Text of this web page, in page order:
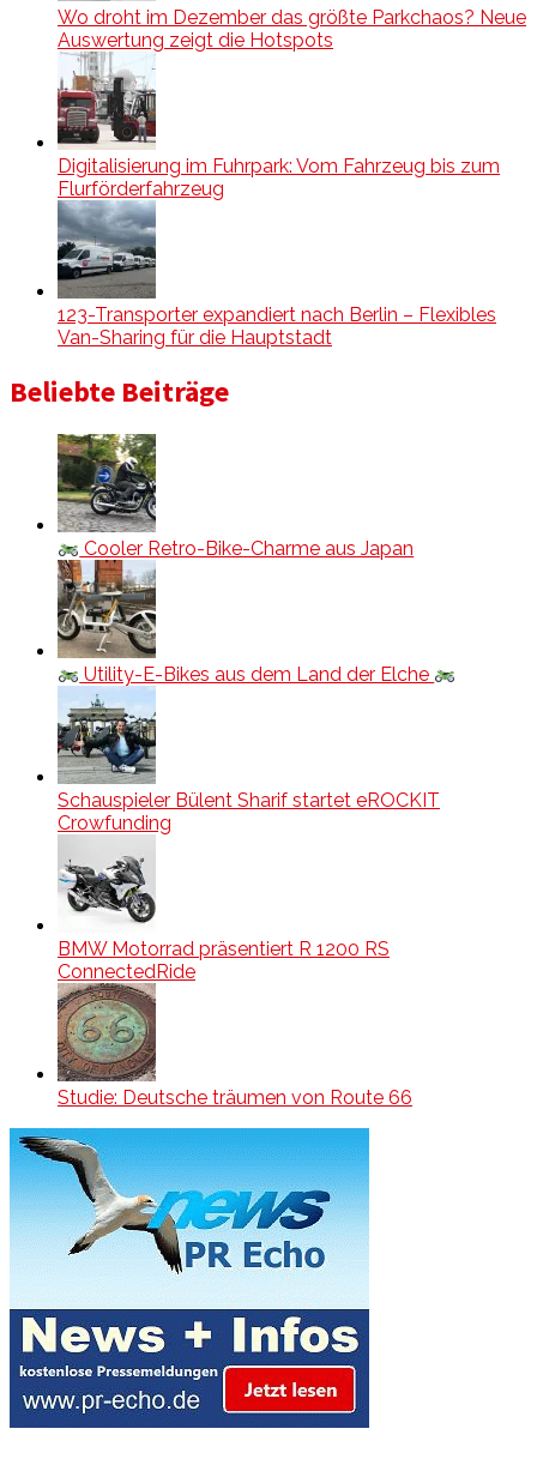
Wo droht im Dezember das größte Parkchaos? Neue
Auswertung zeigt die Hotspots
Digitalisierung im Fuhrpark: Vom Fahrzeug bis zum
Flurförderfahrzeug
123-Transporter expandiert nach Berlin – Flexibles
Van-Sharing für die Hauptstadt
Beliebte Beiträge
Cooler Retro-Bike-Charme aus Japan
Utility-E-Bikes aus dem Land der Elche
Schauspieler Bülent Sharif startet eROCKIT
Crowfunding
BMW Motorrad präsentiert R 1200 RS
ConnectedRide
Studie: Deutsche träumen von Route 66